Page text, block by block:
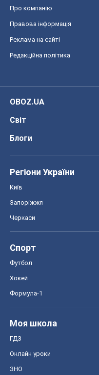
Про компанію
Правова інформація
Реклама на сайті
Редакційна політика
OBOZ.UA
Світ
Блоги
Регіони України
Київ
Запоріжжя
Черкаси
Спорт
Футбол
Хокей
Формула-1
Моя школа
ГДЗ
Онлайн уроки
ЗНО